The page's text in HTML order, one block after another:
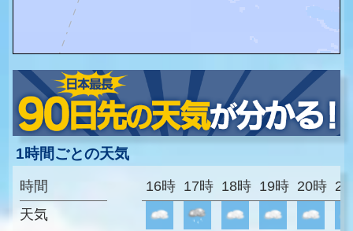
1時間ごとの天気
時間
天気
16時 17時 18時 19時 20時